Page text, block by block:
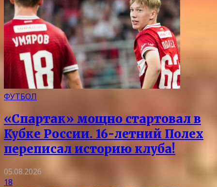
ФУТБОЛ
«Спартак» мощно стартовал в
Кубке России. 16-летний Полех
переписал историю клуба!
05.08.2026
18